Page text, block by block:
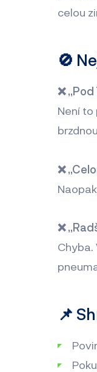
celou
🚫
❌
Není to
❌
❌
Chyba.
📌